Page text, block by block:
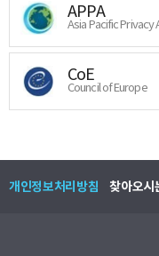
APPA
Asia Pacific Privacy
CoE
Council of Europe
개인정보처리방침 찾아오시